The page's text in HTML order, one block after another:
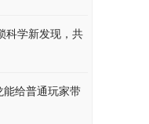
科学新发现，共
能给普通玩家带